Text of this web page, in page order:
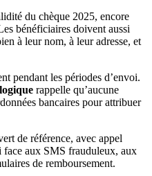
du chèque 2025, encore
bénéficiaires doivent aussi
à leur nom, à leur adresse, et
pendant les périodes d’envoi.
rappelle qu’aucune
bancaires pour attribuer
de référence, avec appel
face aux SMS frauduleux, aux
de remboursement.